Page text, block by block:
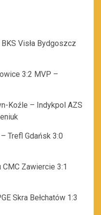
Visła Bydgoszcz
3:2 MVP –
Koźle – Indykpol AZS
Trefl Gdańsk 3:0
Zawiercie 3:1
Skra Bełchatów 1:3